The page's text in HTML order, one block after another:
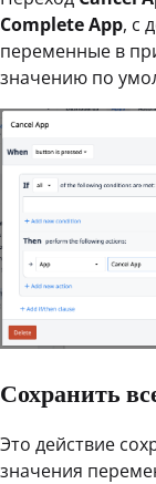
Complete App, с
переменные в
значению по
Сохранить
Это действие
значения